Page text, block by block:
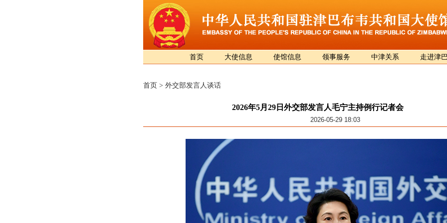
首页 大使信息 使馆信息 领事服务 中津关系 走进津
首页 > 外交部发言人谈话
2026年5月29日外交部发言人毛宁主持例行记者会
2026-05-29 18:03